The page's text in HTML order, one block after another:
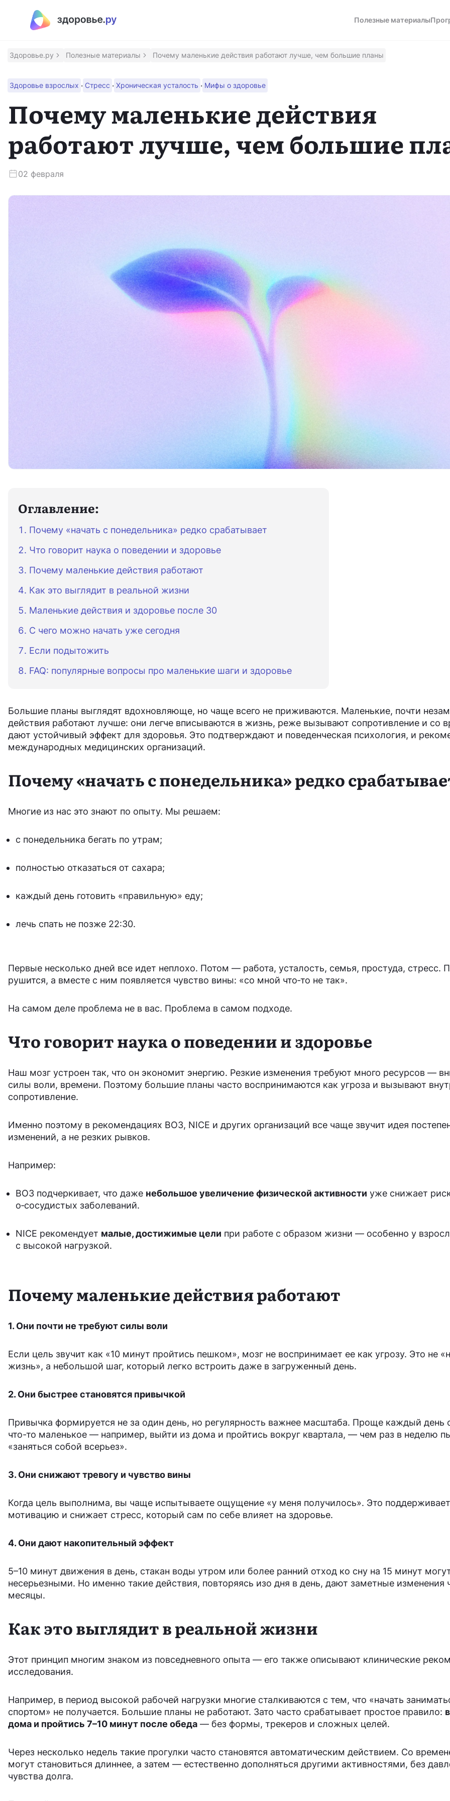
Полезные материалы
Здоровье.ру Полезные материалы Почему маленькие действия работают лучше, чем большие планы
Здоровье взрослых · Стресс · Хроническая усталость · Мифы о здоровье
Почему маленькие действия
работают лучше, чем большие
02 февраля
Большие планы выглядят вдохновляюще, но чаще всего не приживаются. Маленькие, почти
действия работают лучше: они легче вписываются в жизнь, реже вызывают сопротивление и со
дают устойчивый эффект для здоровья. Это подтверждают и поведенческая психология, и
международных медицинских организаций.
Почему «начать с понедельника» редко
Многие из нас это знают по опыту. Мы решаем:
с понедельника бегать по утрам;
полностью отказаться от сахара;
каждый день готовить «правильную» еду;
лечь спать не позже 22:30.
Первые несколько дней все идет неплохо. Потом — работа, усталость, семья, простуда, стресс.
рушится, а вместе с ним появляется чувство вины: «со мной что‑то не так».
На самом деле проблема не в вас. Проблема в самом подходе.
Что говорит наука о поведении и здоровье
Наш мозг устроен так, что он экономит энергию. Резкие изменения требуют много ресурсов —
силы воли, времени. Поэтому большие планы часто воспринимаются как угроза и вызывают
сопротивление.
Именно поэтому в рекомендациях ВОЗ, NICE и других организаций все чаще звучит идея
изменений, а не резких рывков.
Например:
ВОЗ подчеркивает, что даже небольшое увеличение физической активности уже снижает
о‑сосудистых заболеваний.
NICE рекомендует малые, достижимые цели при работе с образом жизни — особенно у
с высокой нагрузкой.
Почему маленькие действия работают
1. Они почти не требуют силы воли
Если цель звучит как «10 минут пройтись пешком», мозг не воспринимает ее как угрозу. Это не
жизнь», а небольшой шаг, который легко встроить даже в загруженный день.
2. Они быстрее становятся привычкой
Привычка формируется не за один день, но регулярность важнее масштаба. Проще каждый день
что-то маленькое — например, выйти из дома и пройтись вокруг квартала, — чем раз в неделю
«заняться собой всерьез».
3. Они снижают тревогу и чувство вины
Когда цель выполнима, вы чаще испытываете ощущение «у меня получилось». Это поддерживает
мотивацию и снижает стресс, который сам по себе влияет на здоровье.
4. Они дают накопительный эффект
5–10 минут движения в день, стакан воды утром или более ранний отход ко сну на 15 минут
несерьезными. Но именно такие действия, повторяясь изо дня в день, дают заметные изменения
месяцы.
Как это выглядит в реальной жизни
Этот принцип многим знаком из повседневного опыта — его также описывают клинические
исследования.
Например, в период высокой рабочей нагрузки многие сталкиваются с тем, что «начать
спортом» не получается. Большие планы не работают. Зато часто срабатывает простое правило:
дома и пройтись 7–10 минут после обеда — без формы, трекеров и сложных целей.
Через несколько недель такие прогулки часто становятся автоматическим действием. Со
могут становиться длиннее, а затем — естественно дополняться другими активностями, без
чувства долга.
Оглавление:
Почему «начать с понедельника» редко срабатывает
Что говорит наука о поведении и здоровье
Почему маленькие действия работают
Как это выглядит в реальной жизни
Маленькие действия и здоровье после 30
С чего можно начать уже сегодня
Если подытожить
FAQ: популярные вопросы про маленькие шаги и здоровье
Полезные материалы
Программы
Восстановление после инсульта
Контроль над псориазом
Помощник для контроля заболевания
Программа для людей с ВМД и ДМО